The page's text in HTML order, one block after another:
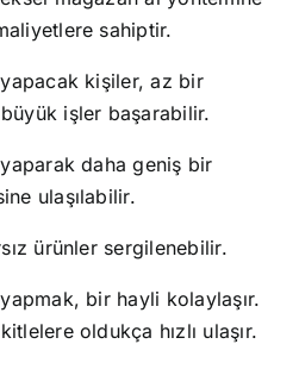
sahiptir.
yapacak kişiler, az bir
işler başarabilir.
daha geniş bir
ulaşılabilir.
ürünler sergilenebilir.
bir hayli kolaylaşır.
oldukça hızlı ulaşır.